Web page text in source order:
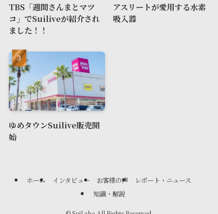
TBS「週間さんまとマツ
コ」でSuiliveが紹介され
ました！！
アスリートが愛用する水素
吸入器
ゆめタウンSuilive販売開
始
ホーム インタビュー お客様の声
レポート・ニュース
知識・解説